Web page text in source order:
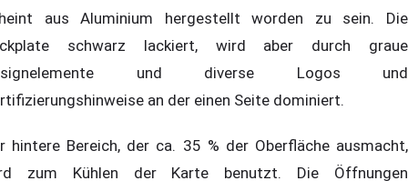
aus Aluminium hergestellt worden zu sein. Die
schwarz lackiert, wird aber durch graue
und diverse Logos und
an der einen Seite dominiert.
hintere Bereich, der ca. 35 % der Oberfläche ausmacht,
zum Kühlen der Karte benutzt. Die Öffnungen